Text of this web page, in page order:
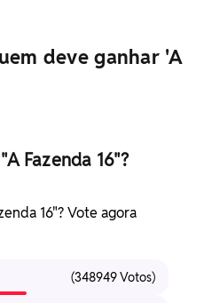
deve ganhar 'A
Fazenda 16"?
16"? Vote agora
(348949 Votos)